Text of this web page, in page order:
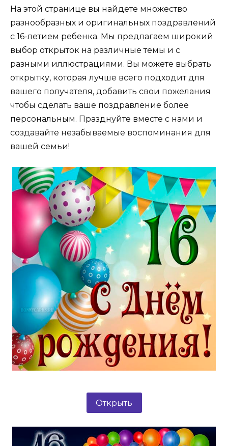
На этой странице вы найдете множество
разнообразных и оригинальных поздравлений
с 16-летием ребенка. Мы предлагаем широкий
выбор открыток на различные темы и с
разными иллюстрациями. Вы можете выбрать
открытку, которая лучше всего подходит для
вашего получателя, добавить свои пожелания
чтобы сделать ваше поздравление более
персональным. Празднуйте вместе с нами и
создавайте незабываемые воспоминания для
вашей семьи!
Открыть